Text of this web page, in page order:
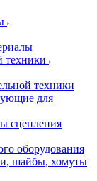
техники
техники
для
сцепления
оборудования
шайбы, хомуты